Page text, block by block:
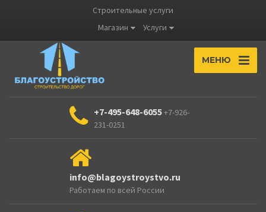
Строительные услуги
Магазин
Услуги
МЕНЮ
+7-495-648-6055+7-926-
231-0251
info@blagoystroystvo.ru
Работаем по всей России